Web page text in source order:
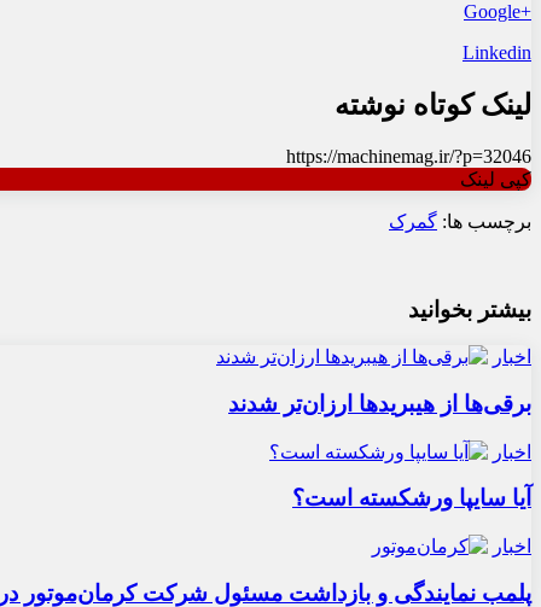
+Google
Linkedin
لینک کوتاه نوشته
https://machinemag.ir/?p=32046
کپی لینک
برچسب ها: گمرک
بیشتر بخوانید
اخبار
برقی‌ها از هیبریدها ارزان‌تر شدند
اخبار
آیا سایپا ورشکسته است؟
اخبار
پلمب نمایندگی و بازداشت مسئول شرکت کرمان‌موتور